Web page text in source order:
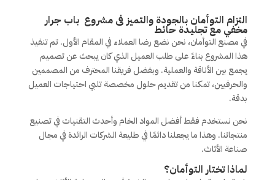
التزام التوأمان بالجودة والتميز فى مشروع باب جرار
مخفي مع تجليدة حائط
في مصنع التوأمان، نحن نضع رضا العملاء في المقام الأول. تم تنفيذ
هذا المشروع بناءً على طلب العميل الذي كان يبحث عن تصميم
يجمع بين الأناقة والعملية. وبفضل فريقنا المحترف من المصممين
والحرفيين، تمكنا من تقديم حلول مخصصة تلبي احتياجات العميل
بدقة.
نحن نستخدم فقط أفضل المواد الخام وأحدث التقنيات في تصنيع
منتجاتنا. وهذا ما يجعلنا دائمًا في طليعة الشركات الرائدة في مجال
صناعة الأثاث.
لماذا تختار التوأمان؟